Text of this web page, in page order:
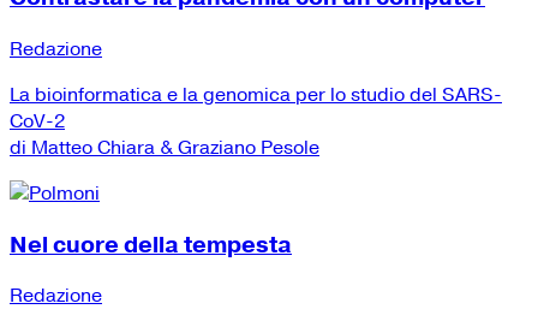
Redazione
La bioinformatica e la genomica per lo studio del SARS-
CoV-2
di Matteo Chiara & Graziano Pesole
Nel cuore della tempesta
Redazione